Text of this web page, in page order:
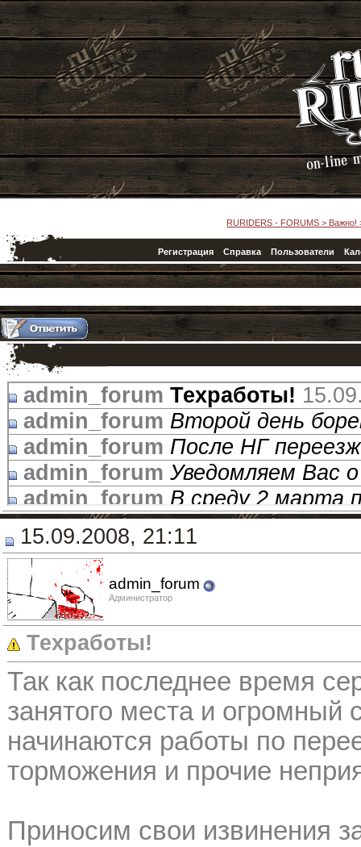
RURIDERS - FORUMS > Важно!
Регистрация Справка Пользователи
admin_forum Техработы!
admin_forum Второй день
admin_forum После НГ
admin_forum Уведомляем Вас
admin_forum В среду 2 марта
admin_forum В ночь с 11 на
admin_forum Приносим
admin_forum ПЕРЕЕЗД
admin_forum Сегодня в
admin_forum ruriders в
admin_forum
15.09.2008, 21:11
admin_forum
Администратор
Техработы!
Так как последнее время
занятого места и огромный
начинаются работы по
торможения и прочие
Приносим свои извинения